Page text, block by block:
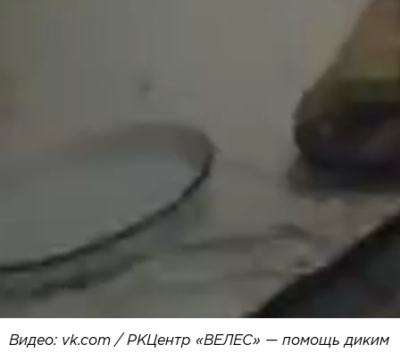
Видео: vk.com / РКЦентр «ВЕЛЕС» — помощь диким